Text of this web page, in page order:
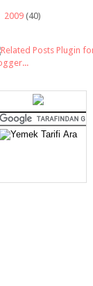
2009 (40)